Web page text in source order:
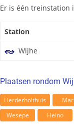
Er is één treinstation
Station
Wijhe
Plaatsen rondom
Lierderholthuis
Wesepe
Heino